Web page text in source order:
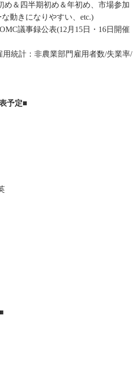
め＆四半期初め＆年初め、市場参加
動きになりやすい、etc.)
議事録公表(12月15日・16日開催
用統計：非農業部門雇用者数/失業率/
予定■